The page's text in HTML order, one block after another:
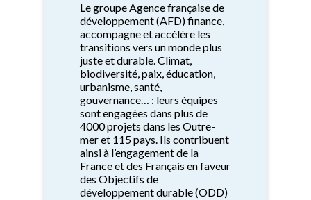
Le groupe Agence française de
développement (AFD) finance,
accompagne et accélère les
transitions vers un monde plus
juste et durable. Climat,
biodiversité, paix, éducation,
urbanisme, santé,
gouvernance… : leurs équipes
sont engagées dans plus de
4000 projets dans les Outre-
mer et 115 pays. Ils contribuent
ainsi à l’engagement de la
France et des Français en faveur
des Objectifs de
développement durable (ODD)